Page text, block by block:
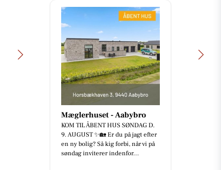
Mæglerhuset - Aabybro
KOM TIL ÅBENT HUS SØNDAG D.
9. AUGUST ✨🏡 Er du på jagt efter
en ny bolig? Så kig forbi, når vi på
søndag inviterer indenfor...